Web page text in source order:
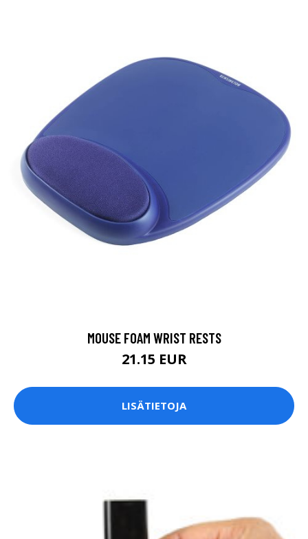
MOUSE FOAM WRIST RESTS
21.15 EUR
LISÄTIETOJA